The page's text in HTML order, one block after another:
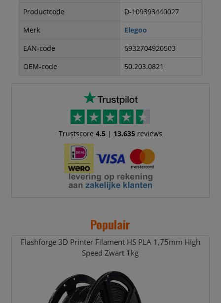
Productcode
D-109393440027
Merk
Elegoo
EAN-code
6932704920503
OEM-code
50.203.0821
Trustscore 4.5| 13.635reviews
Populair
Flashforge 3D Printer Filament HS PLA 1,75mm High
Speed Zwart 1kg